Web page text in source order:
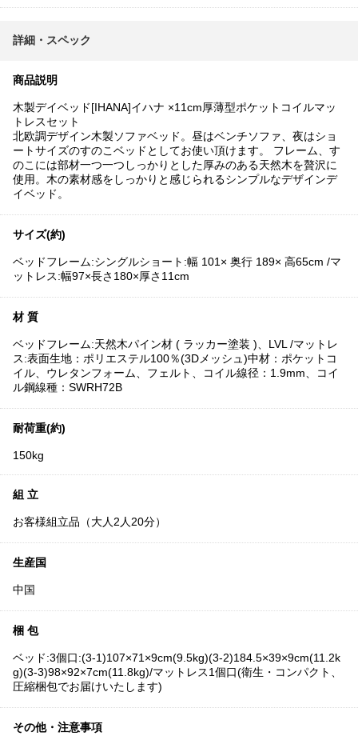
詳細・スペック
商品説明
木製デイベッド[IHANA]イハナ ×11cm厚薄型ポケットコイルマッ
トレスセット
北欧調デザイン木製ソファベッド。昼はベンチソファ、夜はショ
ートサイズのすのこベッドとしてお使い頂けます。 フレーム、す
のこには部材一つ一つしっかりとした厚みのある天然木を贅沢に
使用。木の素材感をしっかりと感じられるシンプルなデザインデ
イベッド。
サイズ(約)
ベッドフレーム:シングルショート:幅 101× 奥行 189× 高65cm /マ
ットレス:幅97×長さ180×厚さ11cm
材 質
ベッドフレーム:天然木パイン材 ( ラッカー塗装 )、LVL /マットレ
ス:表面生地：ポリエステル100％(3Dメッシュ)中材：ポケットコ
イル、ウレタンフォーム、フェルト、コイル線径：1.9mm、コイ
ル鋼線種：SWRH72B
耐荷重(約)
150kg
組 立
お客様組立品（大人2人20分）
生産国
中国
梱 包
ベッド:3個口:(3-1)107×71×9cm(9.5kg)(3-2)184.5×39×9cm(11.2k
g)(3-3)98×92×7cm(11.8kg)/マットレス1個口(衛生・コンパクト、
圧縮梱包でお届けいたします)
その他・注意事項